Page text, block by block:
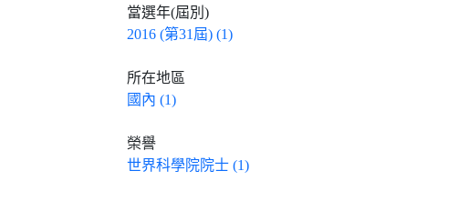
當選年(屆別)
2016 (第31屆) (1)
所在地區
國內 (1)
榮譽
世界科學院院士 (1)